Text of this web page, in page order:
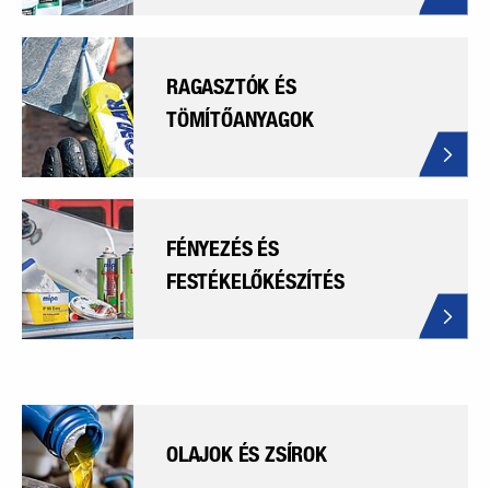
RAGASZTÓK ÉS
TÖMÍTŐANYAGOK
FÉNYEZÉS ÉS
FESTÉKELŐKÉSZÍTÉS
OLAJOK ÉS ZSÍROK